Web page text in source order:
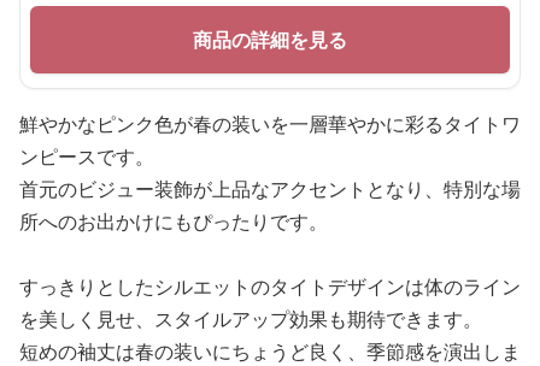
商品の詳細を見る
鮮やかなピンク色が春の装いを一層華やかに彩るタイトワ
ンピースです。
首元のビジュー装飾が上品なアクセントとなり、特別な場
所へのお出かけにもぴったりです。
すっきりとしたシルエットのタイトデザインは体のライン
を美しく見せ、スタイルアップ効果も期待できます。
短めの袖丈は春の装いにちょうど良く、季節感を演出しま